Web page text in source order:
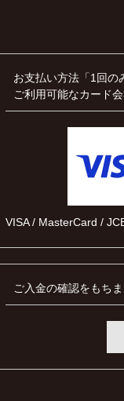
お支払い方法「1回の
ご利用可能なカード
VISA / MasterCard /
ご入金の確認をもち